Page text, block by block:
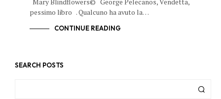
pessimo libro . Qualcuno ha avuto la…
CONTINUE READING
SEARCH POSTS